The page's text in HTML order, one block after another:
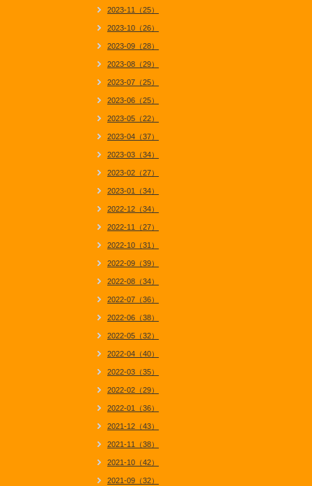
2023-11（25）
2023-10（26）
2023-09（28）
2023-08（29）
2023-07（25）
2023-06（25）
2023-05（22）
2023-04（37）
2023-03（34）
2023-02（27）
2023-01（34）
2022-12（34）
2022-11（27）
2022-10（31）
2022-09（39）
2022-08（34）
2022-07（36）
2022-06（38）
2022-05（32）
2022-04（40）
2022-03（35）
2022-02（29）
2022-01（36）
2021-12（43）
2021-11（38）
2021-10（42）
2021-09（32）